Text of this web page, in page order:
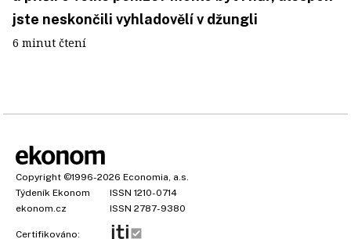
jste neskončili vyhladovělí v džungli
6 minut čtení
Copyright ©1996-2026 Economia, a.s.
Týdeník Ekonom
ISSN 1210-0714
ekonom.cz
ISSN 2787-9380
Certifikováno: